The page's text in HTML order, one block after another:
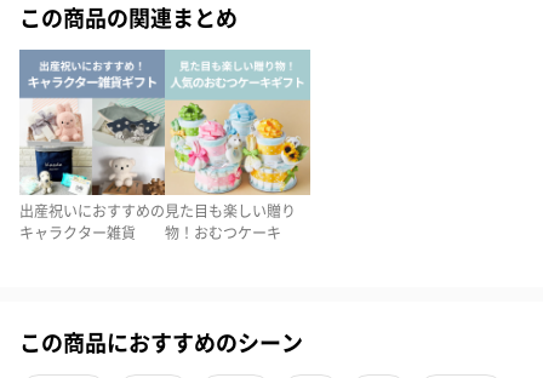
この商品の関連まとめ
出産祝いにおすすめの
キャラクター雑貨
見た目も楽しい贈り
物！おむつケーキ
この商品におすすめのシーン